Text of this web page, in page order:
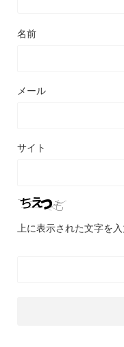
名前
メール
サイト
上に表示された文字を